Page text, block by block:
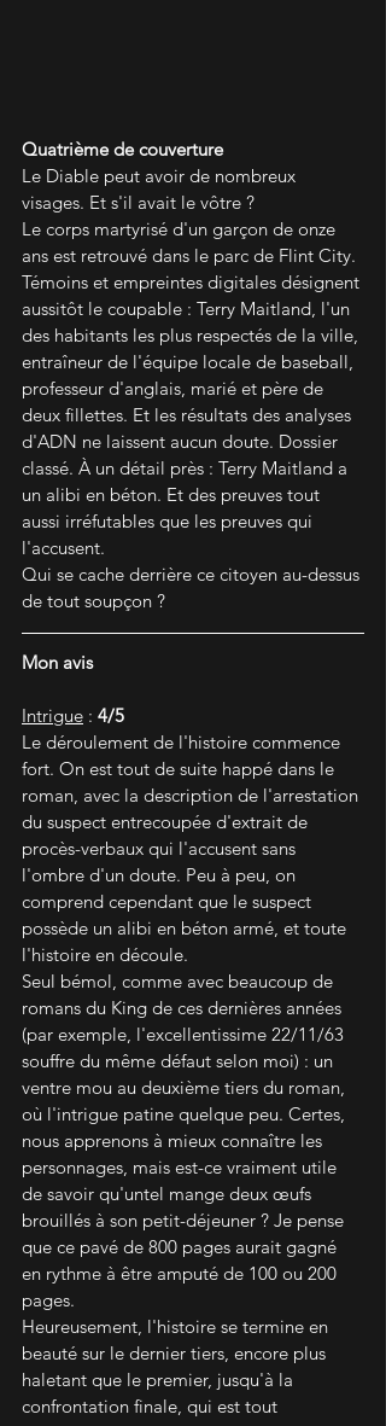
Quatrième de couverture
Le Diable peut avoir de nombreux
visages. Et s'il avait le vôtre ?
Le corps martyrisé d'un garçon de onze
ans est retrouvé dans le parc de Flint City.
Témoins et empreintes digitales désignent
aussitôt le coupable : Terry Maitland, l'un
des habitants les plus respectés de la ville,
entraîneur de l'équipe locale de baseball,
professeur d'anglais, marié et père de
deux fillettes. Et les résultats des analyses
d'ADN ne laissent aucun doute. Dossier
classé. À un détail près : Terry Maitland a
un alibi en béton. Et des preuves tout
aussi irréfutables que les preuves qui
l'accusent.
Qui se cache derrière ce citoyen au-dessus
de tout soupçon ?
Mon avis
Intrigue : 4/5
Le déroulement de l'histoire commence
fort. On est tout de suite happé dans le
roman, avec la description de l'arrestation
du suspect entrecoupée d'extrait de
procès-verbaux qui l'accusent sans
l'ombre d'un doute. Peu à peu, on
comprend cependant que le suspect
possède un alibi en béton armé, et toute
l'histoire en découle.
Seul bémol, comme avec beaucoup de
romans du King de ces dernières années
(par exemple, l'excellentissime 22/11/63
souffre du même défaut selon moi) : un
ventre mou au deuxième tiers du roman,
où l'intrigue patine quelque peu. Certes,
nous apprenons à mieux connaître les
personnages, mais est-ce vraiment utile
de savoir qu'untel mange deux œufs
brouillés à son petit-déjeuner ? Je pense
que ce pavé de 800 pages aurait gagné
en rythme à être amputé de 100 ou 200
pages.
Heureusement, l'histoire se termine en
beauté sur le dernier tiers, encore plus
haletant que le premier, jusqu'à la
confrontation finale, qui est tout